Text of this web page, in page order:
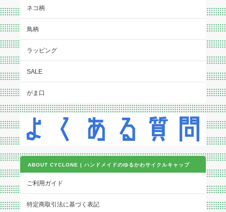
ネコ柄
鳥柄
ラッピング
SALE
がま口
ABOUT CYCLONE | ハンドメイドのゆるかわサイクルキャップ
ご利用ガイド
特定商取引法に基づく表記